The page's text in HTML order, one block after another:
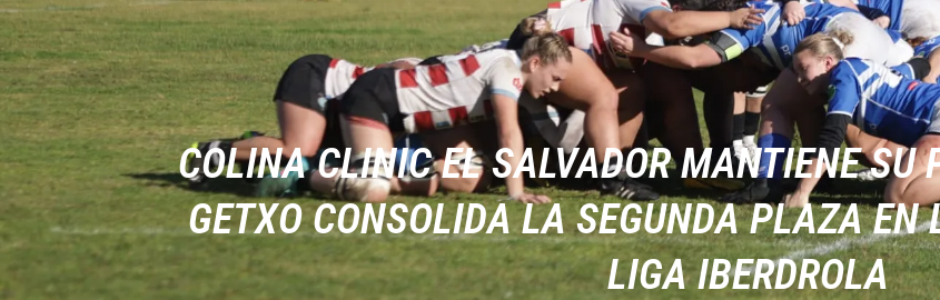
COLINA CLINIC EL SALVADOR MANTIENE SU
GETXO CONSOLIDA LA SEGUNDA PLAZA
LIGA IBERDROLA